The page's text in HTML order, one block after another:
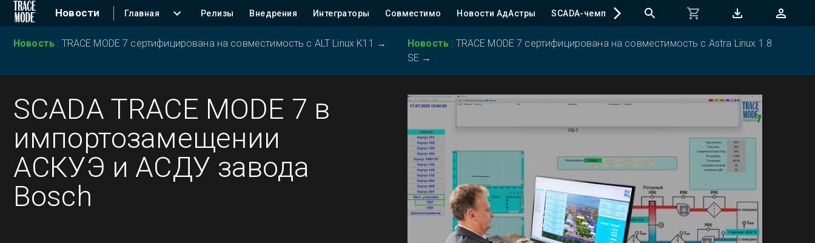
Новости Главная Релизы Внедрения Интеграторы Совместимо Новости АдАстры SCADA-чемпионат
Новость : TRACE MODE 7 сертифицирована на совместимость с ALT Linux K11 → Новость : TRACE MODE 7 сертифицирована на совместимость с Astra Linux 1.8
SE →
SCADA TRACE MODE 7 в
импортозамещении
АСКУЭ и АСДУ завода
Bosch